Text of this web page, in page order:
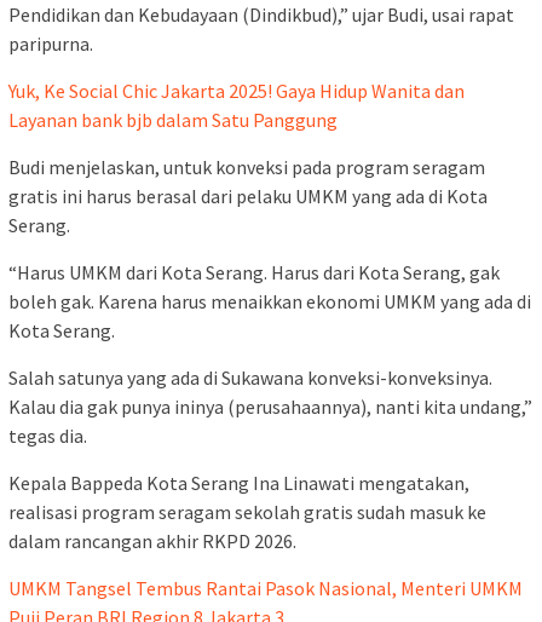
Pendidikan dan Kebudayaan (Dindikbud),” ujar Budi, usai rapat
paripurna.
Yuk, Ke Social Chic Jakarta 2025! Gaya Hidup Wanita dan
Layanan bank bjb dalam Satu Panggung
Budi menjelaskan, untuk konveksi pada program seragam
gratis ini harus berasal dari pelaku UMKM yang ada di Kota
Serang.
“Harus UMKM dari Kota Serang. Harus dari Kota Serang, gak
boleh gak. Karena harus menaikkan ekonomi UMKM yang ada di
Kota Serang.
Salah satunya yang ada di Sukawana konveksi-konveksinya.
Kalau dia gak punya ininya (perusahaannya), nanti kita undang,”
tegas dia.
Kepala Bappeda Kota Serang Ina Linawati mengatakan,
realisasi program seragam sekolah gratis sudah masuk ke
dalam rancangan akhir RKPD 2026.
UMKM Tangsel Tembus Rantai Pasok Nasional, Menteri UMKM